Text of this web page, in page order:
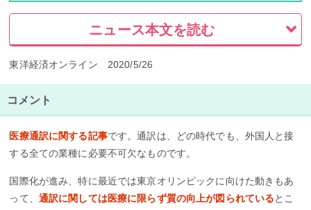
ニュース本文を読む
東洋経済オンライン 2020/5/26
コメント
医療通訳に関する記事です。通訳は、どの時代でも、外国人と接
する全ての業種に必要不可欠なものです。
国際化が進み、特に最近では東京オリンピックに向けた動きもあ
って、 通訳に関しては医療に限らず質の向上が図られているとこ